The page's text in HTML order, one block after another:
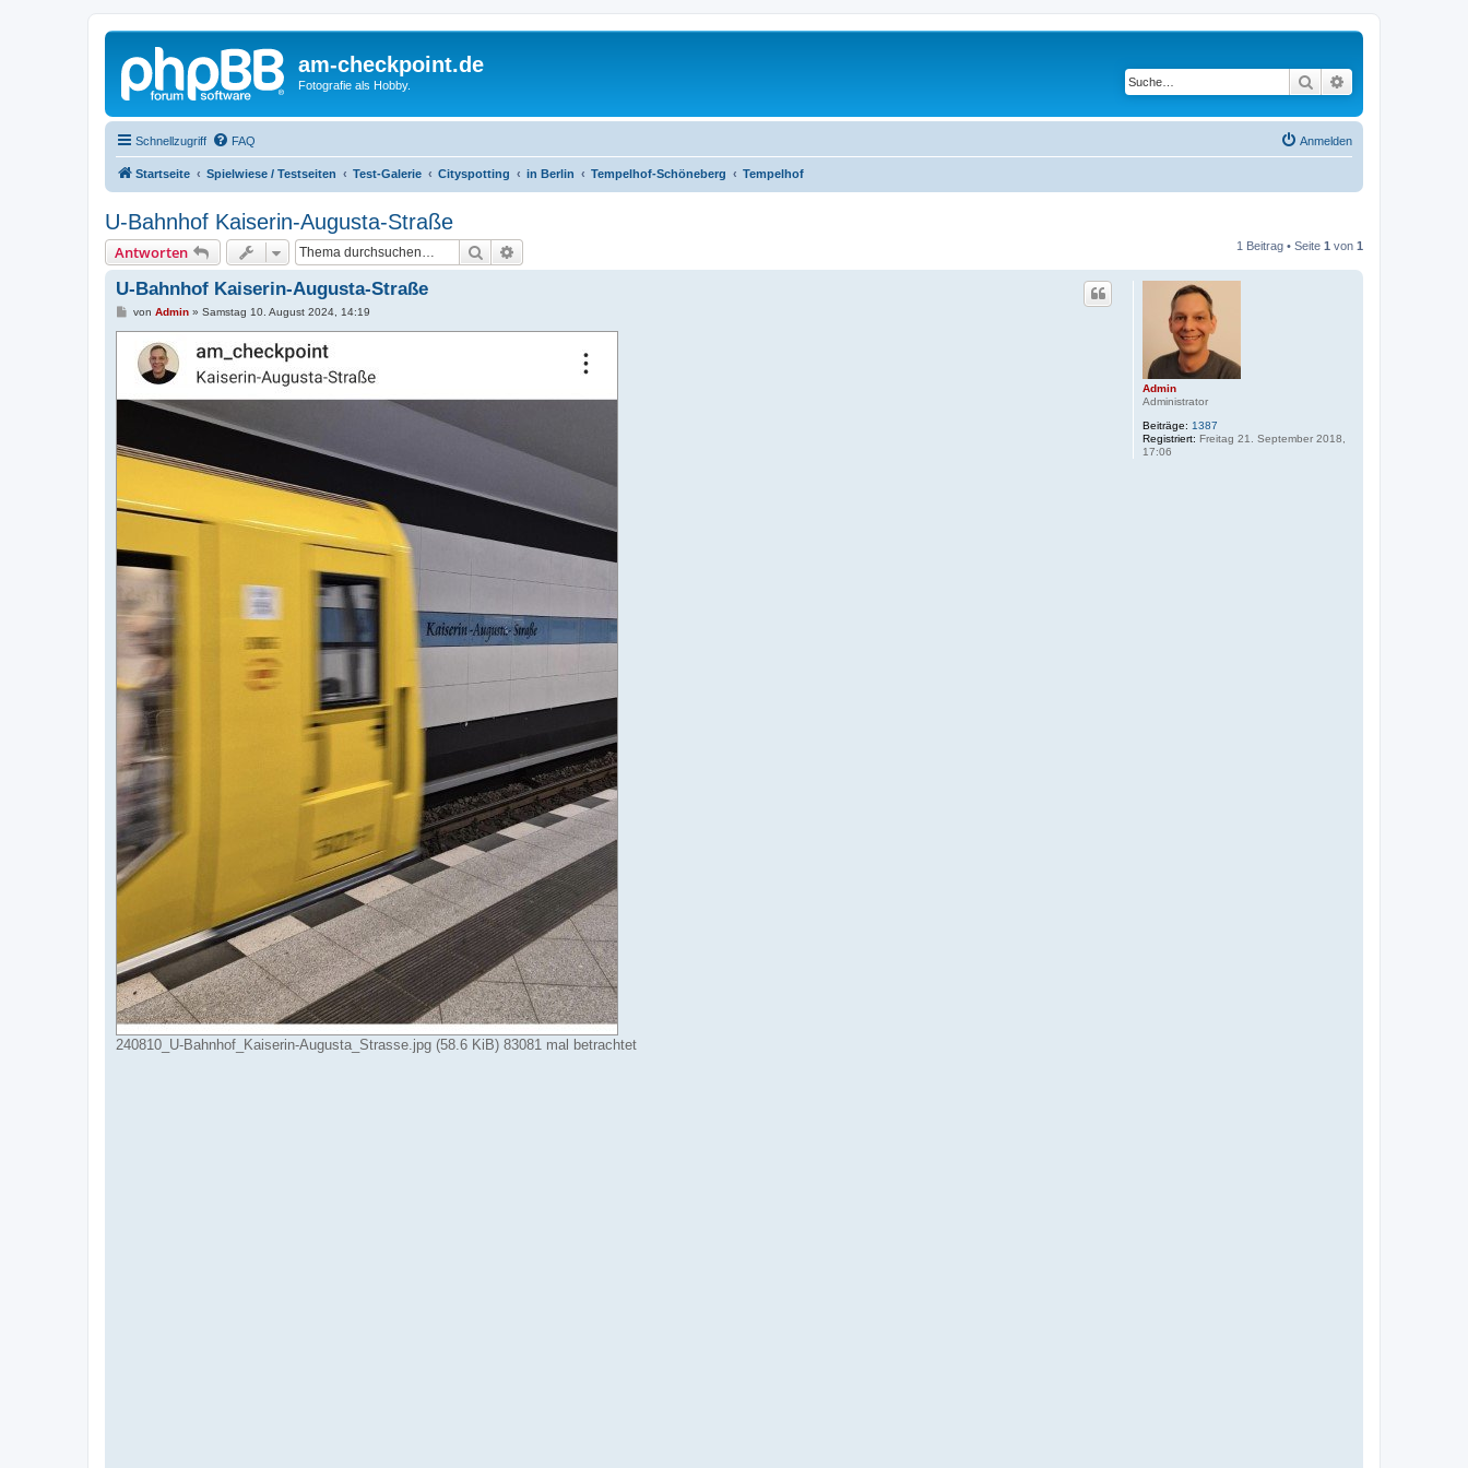
am-checkpoint.de
Fotografie als Hobby. Suche
Schnellzugriff FAQ Anmelden
Startseite Spielwiese / Testseiten Test-Galerie Cityspotting in Berlin Tempelhof-Schöneberg Tempelhof
U-Bahnhof Kaiserin-Augusta-Straße
Antworten Suche 1 Beitrag • Seite 1 von 1
Admin
Administrator
Beiträge: 1387
Registriert: Freitag 21. September 2018,
17:06
U-Bahnhof Kaiserin-Augusta-Straße
Bvon Admin» Samstag 10. August 2024, 14:19
240810_U-Bahnhof_Kaiserin-Augusta_Strasse.jpg (58.6 KiB) 83081 mal betrachtet